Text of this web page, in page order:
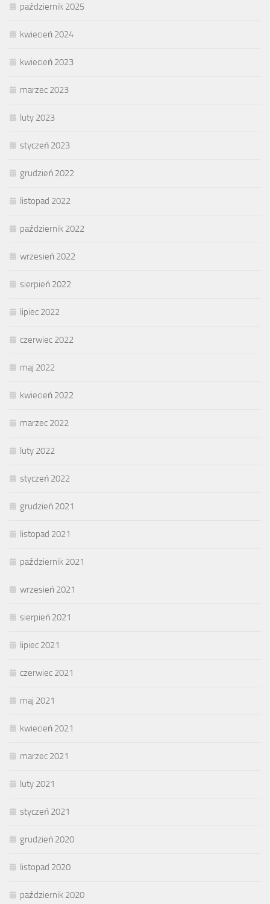
październik 2025
kwiecień 2024
kwiecień 2023
marzec 2023
luty 2023
styczeń 2023
grudzień 2022
listopad 2022
październik 2022
wrzesień 2022
sierpień 2022
lipiec 2022
czerwiec 2022
maj 2022
kwiecień 2022
marzec 2022
luty 2022
styczeń 2022
grudzień 2021
listopad 2021
październik 2021
wrzesień 2021
sierpień 2021
lipiec 2021
czerwiec 2021
maj 2021
kwiecień 2021
marzec 2021
luty 2021
styczeń 2021
grudzień 2020
listopad 2020
październik 2020